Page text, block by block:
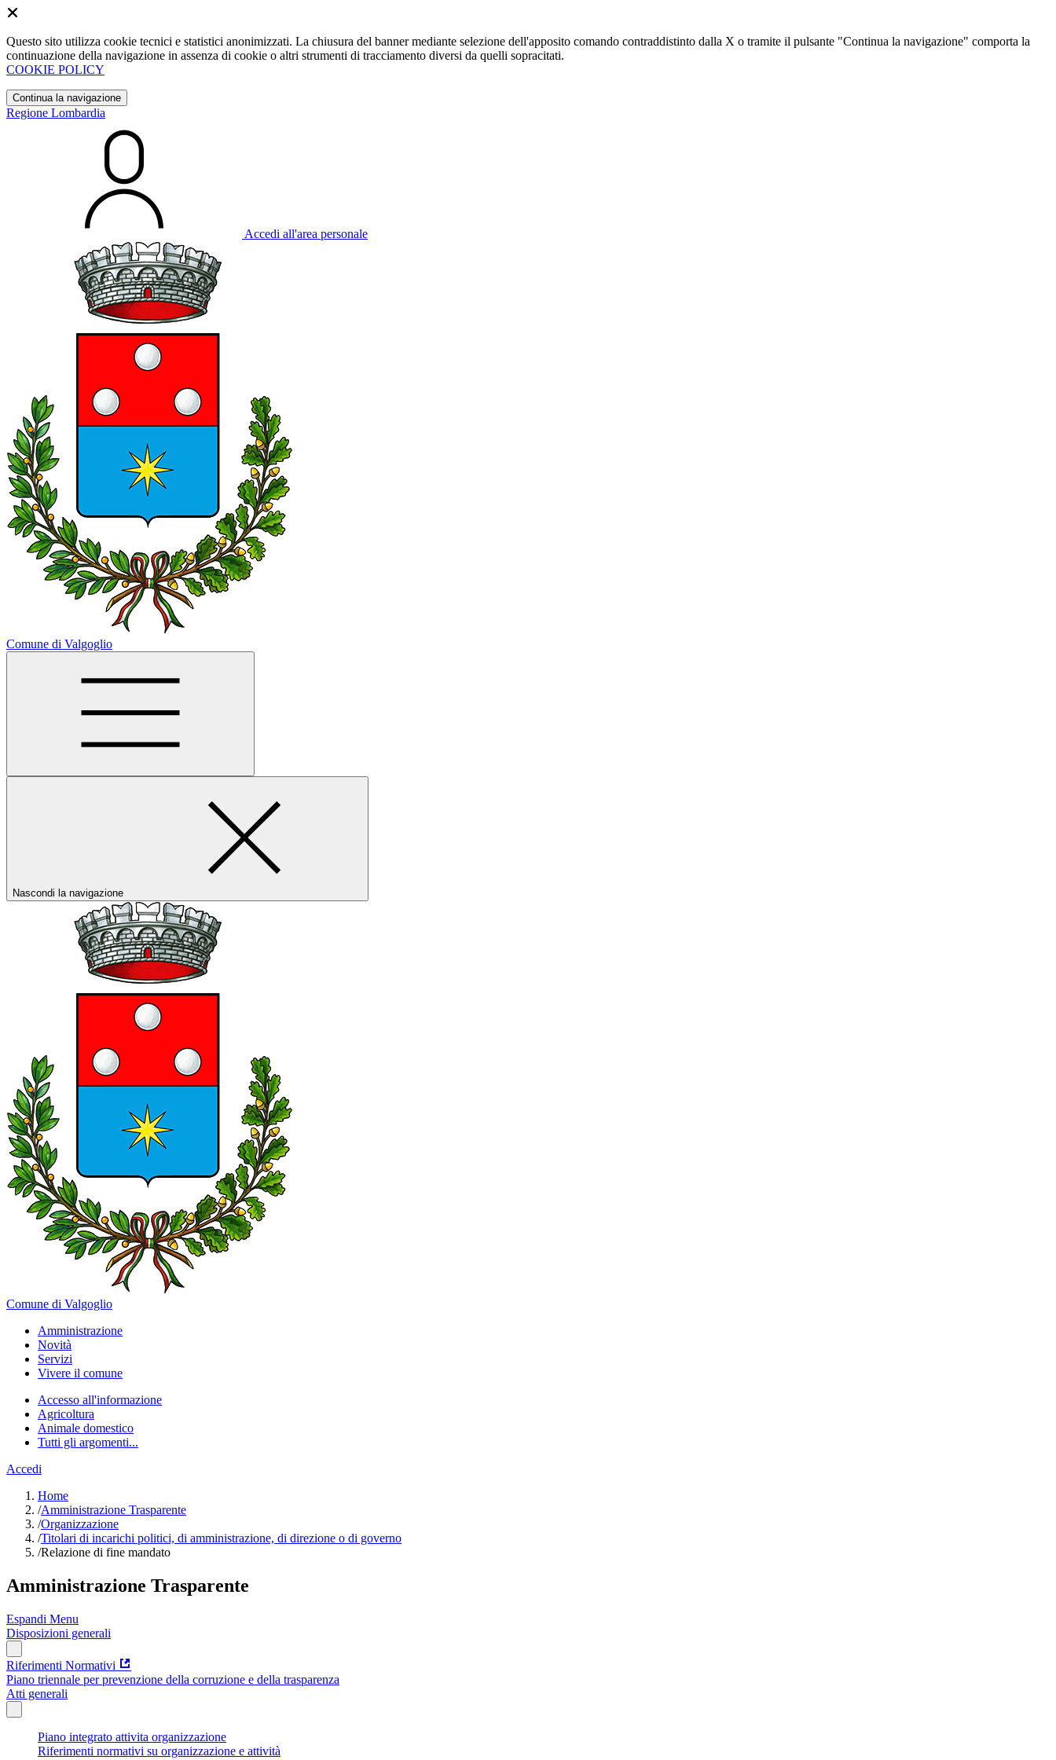
Questo sito utilizza cookie tecnici e statistici anonimizzati. La chiusura del banner mediante selezione dell'apposito comando contraddistinto dalla X o tramite il pulsante "Continua la navigazione" comporta la
continuazione della navigazione in assenza di cookie o altri strumenti di tracciamento diversi da quelli sopracitati.
COOKIE POLICY
Continua la navigazione
Regione Lombardia
Accedi all'area personale
Comune di Valgoglio
Nascondi la navigazione
Comune di Valgoglio
Amministrazione
Novità
Servizi
Vivere il comune
Accesso all'informazione
Agricoltura
Animale domestico
Tutti gli argomenti...
Accedi
Home
/Amministrazione Trasparente
/Organizzazione
/Titolari di incarichi politici, di amministrazione, di direzione o di governo
/Relazione di fine mandato
Amministrazione Trasparente
Espandi Menu
Disposizioni generali
Riferimenti Normativi
Piano triennale per prevenzione della corruzione e della trasparenza
Atti generali
Piano integrato attivita organizzazione
Riferimenti normativi su organizzazione e attività